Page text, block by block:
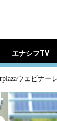
エナシフTV
ウェビナー